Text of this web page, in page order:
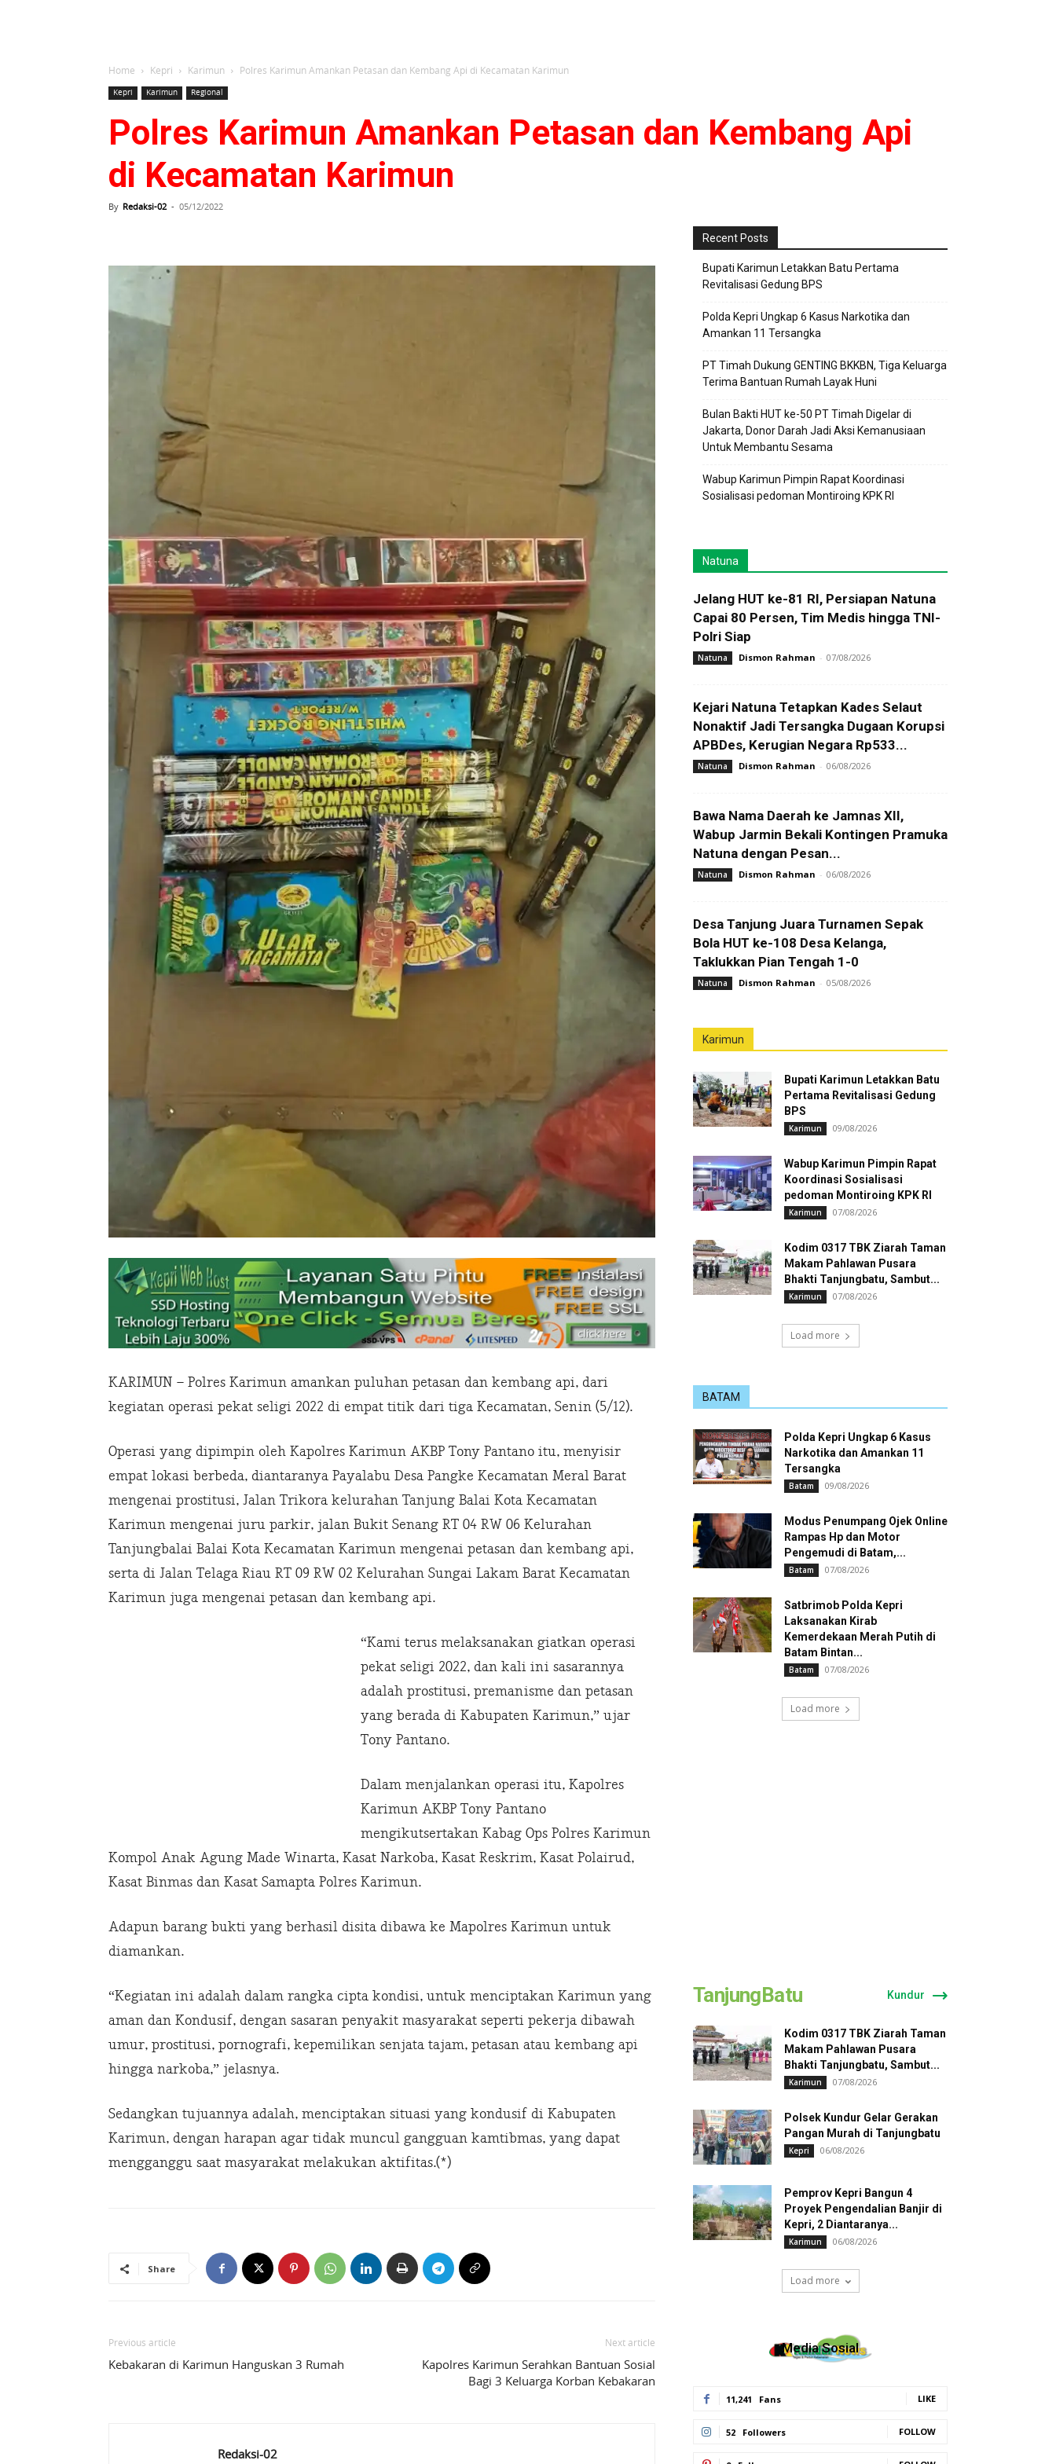
Home Kepri Karimun Polres Karimun Amankan Petasan dan Kembang Api di Kecamatan Karimun
Kepri Karimun Regional
Polres Karimun Amankan Petasan dan Kembang Api
di Kecamatan Karimun
By Redaksi-02 - 05/12/2022
KARIMUN – Polres Karimun amankan puluhan petasan dan kembang api, dari
kegiatan operasi pekat seligi 2022 di empat titik dari tiga Kecamatan, Senin (5/12).
Operasi yang dipimpin oleh Kapolres Karimun AKBP Tony Pantano itu, menyisir
empat lokasi berbeda, diantaranya Payalabu Desa Pangke Kecamatan Meral Barat
mengenai prostitusi, Jalan Trikora kelurahan Tanjung Balai Kota Kecamatan
Karimun mengenai juru parkir, jalan Bukit Senang RT 04 RW 06 Kelurahan
Tanjungbalai Balai Kota Kecamatan Karimun mengenai petasan dan kembang api,
serta di Jalan Telaga Riau RT 09 RW 02 Kelurahan Sungai Lakam Barat Kecamatan
Karimun juga mengenai petasan dan kembang api.
“Kami terus melaksanakan giatkan operasi
pekat seligi 2022, dan kali ini sasarannya
adalah prostitusi, premanisme dan petasan
yang berada di Kabupaten Karimun,” ujar
Tony Pantano.
Dalam menjalankan operasi itu, Kapolres
Karimun AKBP Tony Pantano
mengikutsertakan Kabag Ops Polres Karimun
Kompol Anak Agung Made Winarta, Kasat Narkoba, Kasat Reskrim, Kasat Polairud,
Kasat Binmas dan Kasat Samapta Polres Karimun.
Adapun barang bukti yang berhasil disita dibawa ke Mapolres Karimun untuk
diamankan.
“Kegiatan ini adalah dalam rangka cipta kondisi, untuk menciptakan Karimun yang
aman dan Kondusif, dengan sasaran penyakit masyarakat seperti pekerja dibawah
umur, prostitusi, pornografi, kepemilikan senjata tajam, petasan atau kembang api
hingga narkoba,” jelasnya.
Sedangkan tujuannya adalah, menciptakan situasi yang kondusif di Kabupaten
Karimun, dengan harapan agar tidak muncul gangguan kamtibmas, yang dapat
mengganggu saat masyarakat melakukan aktifitas.(*)
Share
Previous article
Kebakaran di Karimun Hanguskan 3 Rumah
Next article
Kapolres Karimun Serahkan Bantuan Sosial
Bagi 3 Keluarga Korban Kebakaran
Redaksi-02
Recent Posts
Bupati Karimun Letakkan Batu Pertama
Revitalisasi Gedung BPS
Polda Kepri Ungkap 6 Kasus Narkotika dan
Amankan 11 Tersangka
PT Timah Dukung GENTING BKKBN, Tiga Keluarga
Terima Bantuan Rumah Layak Huni
Bulan Bakti HUT ke-50 PT Timah Digelar di
Jakarta, Donor Darah Jadi Aksi Kemanusiaan
Untuk Membantu Sesama
Wabup Karimun Pimpin Rapat Koordinasi
Sosialisasi pedoman Montiroing KPK RI
Natuna
Jelang HUT ke-81 RI, Persiapan Natuna
Capai 80 Persen, Tim Medis hingga TNI-
Polri Siap
Natuna Dismon Rahman - 07/08/2026
Kejari Natuna Tetapkan Kades Selaut
Nonaktif Jadi Tersangka Dugaan Korupsi
APBDes, Kerugian Negara Rp533...
Natuna Dismon Rahman - 06/08/2026
Bawa Nama Daerah ke Jamnas XII,
Wabup Jarmin Bekali Kontingen Pramuka
Natuna dengan Pesan...
Natuna Dismon Rahman - 06/08/2026
Desa Tanjung Juara Turnamen Sepak
Bola HUT ke-108 Desa Kelanga,
Taklukkan Pian Tengah 1-0
Natuna Dismon Rahman - 05/08/2026
Karimun
Bupati Karimun Letakkan Batu
Pertama Revitalisasi Gedung
BPS
Karimun 09/08/2026
Wabup Karimun Pimpin Rapat
Koordinasi Sosialisasi
pedoman Montiroing KPK RI
Karimun 07/08/2026
Kodim 0317 TBK Ziarah Taman
Makam Pahlawan Pusara
Bhakti Tanjungbatu, Sambut...
Karimun 07/08/2026
Load more
BATAM
Polda Kepri Ungkap 6 Kasus
Narkotika dan Amankan 11
Tersangka
Batam 09/08/2026
Modus Penumpang Ojek Online
Rampas Hp dan Motor
Pengemudi di Batam,...
Batam 07/08/2026
Satbrimob Polda Kepri
Laksanakan Kirab
Kemerdekaan Merah Putih di
Batam Bintan...
Batam 07/08/2026
Load more
TanjungBatu Kundur
Kodim 0317 TBK Ziarah Taman
Makam Pahlawan Pusara
Bhakti Tanjungbatu, Sambut...
Karimun 07/08/2026
Polsek Kundur Gelar Gerakan
Pangan Murah di Tanjungbatu
Kepri 06/08/2026
Pemprov Kepri Bangun 4
Proyek Pengendalian Banjir di
Kepri, 2 Diantaranya...
Karimun 06/08/2026
Load more
Media Sosial
11,241 Fans LIKE
52 Followers FOLLOW